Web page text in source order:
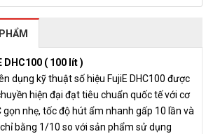
DHC100 ( 100 lít )
dụng kỹ thuật số hiệu FujiE DHC100 được
hiện đại đạt tiêu chuẩn quốc tế với cơ
gọn nhẹ, tốc độ hút ẩm nhanh gấp 10 lần và
bằng 1/10 so với sản phẩm sử dụng